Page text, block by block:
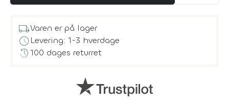
local_shippingVaren er på lager
scheduleLevering: 1-3 hverdage
history100 dages returret